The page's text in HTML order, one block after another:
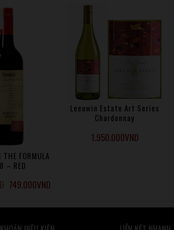
THE FORMULA
– RED
749.000VND
Leeuwin Estate Art Series
Chardonnay
1.950.000VND